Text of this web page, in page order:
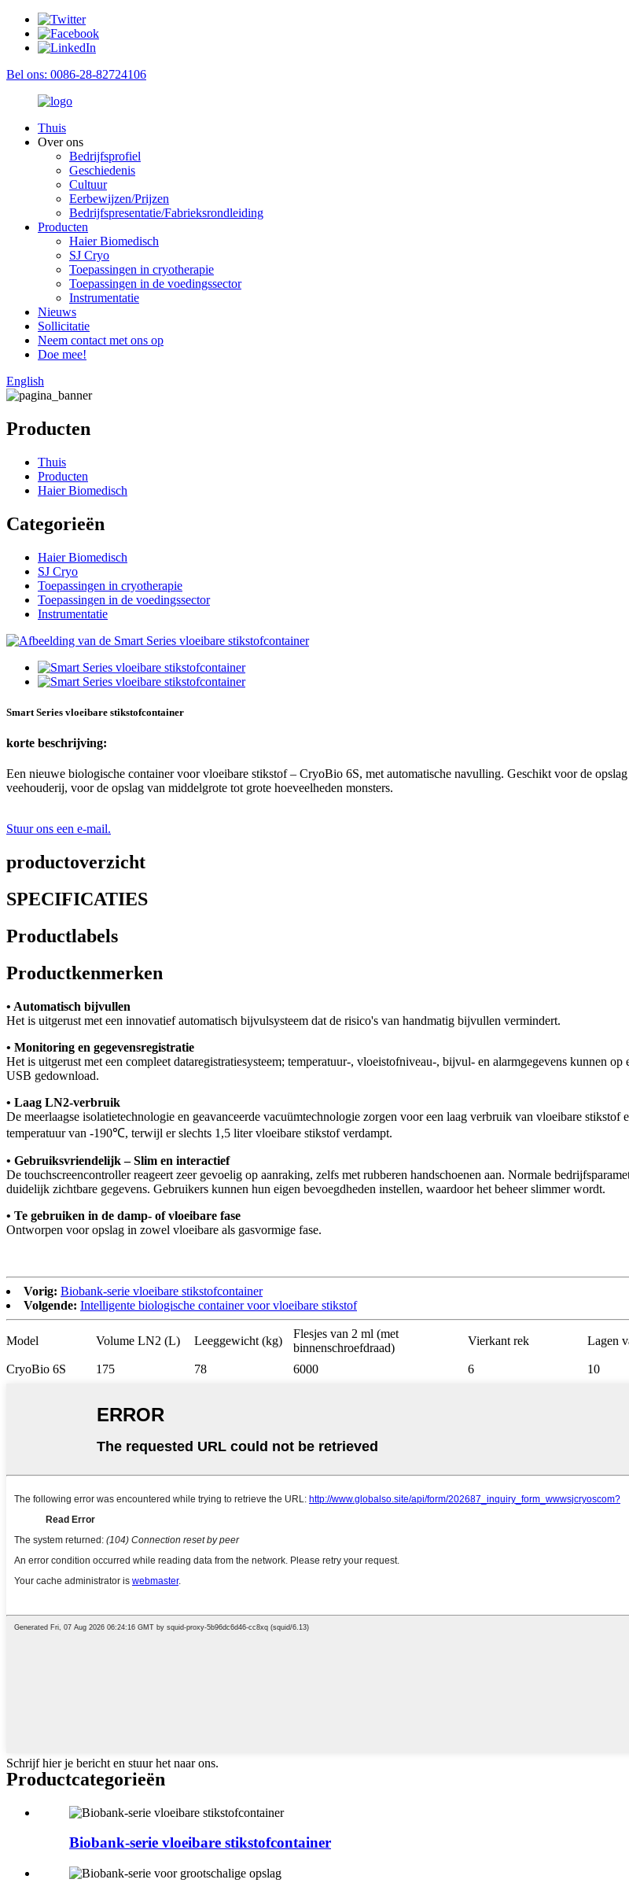
Bel ons: 0086-28-82724106
Thuis
Over ons
Bedrijfsprofiel
Geschiedenis
Cultuur
Eerbewijzen/Prijzen
Bedrijfspresentatie/Fabrieksrondleiding
Producten
Haier Biomedisch
SJ Cryo
Toepassingen in cryotherapie
Toepassingen in de voedingssector
Instrumentatie
Nieuws
Sollicitatie
Neem contact met ons op
Doe mee!
English
Producten
Thuis
Producten
Haier Biomedisch
Categorieën
Haier Biomedisch
SJ Cryo
Toepassingen in cryotherapie
Toepassingen in de voedingssector
Instrumentatie
Smart Series vloeibare stikstofcontainer
korte beschrijving:
Een nieuwe biologische container voor vloeibare stikstof – CryoBio 6S, met automatische navulling. Geschikt voor de
veehouderij, voor de opslag van middelgrote tot grote hoeveelheden monsters.
Stuur ons een e-mail.
productoverzicht
SPECIFICATIES
Productlabels
Productkenmerken
• Automatisch bijvullen
Het is uitgerust met een innovatief automatisch bijvulsysteem dat de risico's van handmatig bijvullen vermindert.
• Monitoring en gegevensregistratie
Het is uitgerust met een compleet dataregistratiesysteem; temperatuur-, vloeistofniveau-, bijvul- en alarmgegevens kunnen
USB gedownload.
• Laag LN2-verbruik
De meerlaagse isolatietechnologie en geavanceerde vacuümtechnologie zorgen voor een laag verbruik van vloeibare stikstof
temperatuur van -190℃, terwijl er slechts 1,5 liter vloeibare stikstof verdampt.
• Gebruiksvriendelijk – Slim en interactief
De touchscreencontroller reageert zeer gevoelig op aanraking, zelfs met rubberen handschoenen aan. Normale
duidelijk zichtbare gegevens. Gebruikers kunnen hun eigen bevoegdheden instellen, waardoor het beheer slimmer wordt.
• Te gebruiken in de damp- of vloeibare fase
Ontworpen voor opslag in zowel vloeibare als gasvormige fase.
Vorig: Biobank-serie vloeibare stikstofcontainer
Volgende: Intelligente biologische container voor vloeibare stikstof
Model Volume LN2 (L) Leeggewicht (kg)
Flesjes van 2 ml (met
binnenschroefdraad)
Vierkant rek Lagen
CryoBio 6S
175 78 6000 6 10
Schrijf hier je bericht en stuur het naar ons.
Productcategorieën
Biobank-serie vloeibare stikstofcontainer